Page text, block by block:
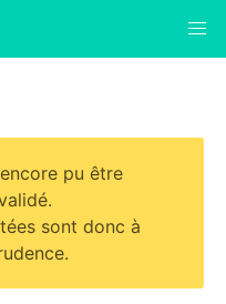
pu être
sont donc à